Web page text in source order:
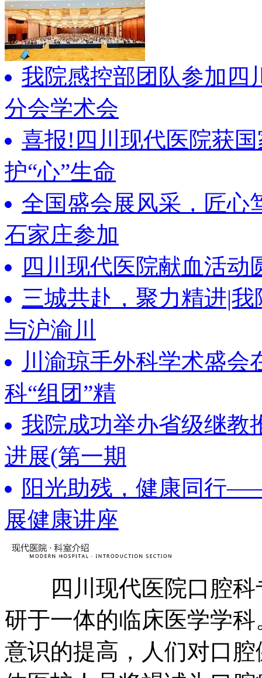
我院感控部团队参加四
分会学术会
喜报!四川现代医院获
护“心”生命
全国盛会展风采，匠心
石家庄参加
四川现代医院献血活动
三城共赴，聚力精进|
与沪渝川
川渝琼手外科学术盛
科“组团”精
我院成功举办省级继教
进展(第一期
阳光助残，健康同行
展健康讲座
四川现代医院口腔科
研于一体的临床医学学
意识的提高，人们对口